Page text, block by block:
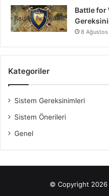
Battle for
8
Kategoriler
Sistem Gereksinimleri
Sistem Önerileri
Genel
© Copyright 2026